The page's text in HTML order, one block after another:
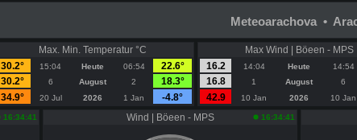
Meteoarachova •
Max. Min. Temperatur °C
30.2°
15:04 Heute 06:54
22.6°
30.2°
6 August 2
18.3°
34.9°
20 Jul 2026 1 Jan -4.8°
Max Wind | Böeen - MPS
16.2
14:04 Heute 14:54
16.8
1 August 6
42.9
10 Jan 2026 10 Jan
16:34:41 Wind | Böeen - MPS 16:34:41